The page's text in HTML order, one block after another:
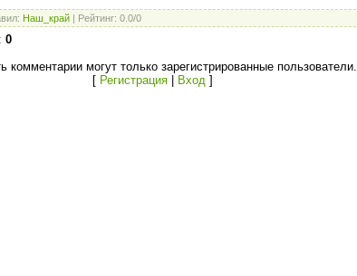
: Наш_край Рейтинг: 0.0/0
: 0
комментарии могут только зарегистрированные пользователи.
[ Регистрация Вход ]